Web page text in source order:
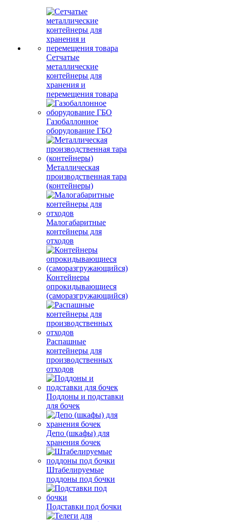
Сетчатые
металлические
контейнеры для
хранения и
перемещения товара
Газобаллонное
оборудование ГБО
Металлическая
производственная тара
(контейнеры)
Малогабаритные
контейнеры для
отходов
Контейнеры
опрокидывающиеся
(саморазгружающийся)
Распашные
контейнеры для
производственных
отходов
Поддоны и подставки
для бочек
Депо (шкафы) для
хранения бочек
Штабелируемые
поддоны под бочки
Подставки под бочки